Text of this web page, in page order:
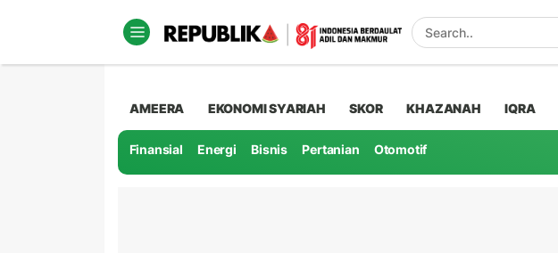
AMEERA EKONOMI SYARIAH SKOR KHAZANAH IQRA
Finansial Energi Bisnis Pertanian Otomotif